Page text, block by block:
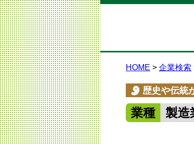
HOME 企業検索
歴史や伝統
業種 製造